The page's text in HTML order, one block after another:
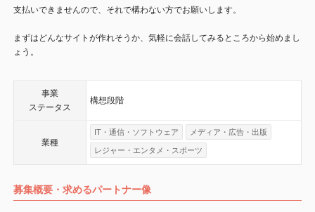
支払いできませんので、それで構わない方でお願いします。
まずはどんなサイトが作れそうか、気軽に会話してみるところから始めまし
ょう。
事業
ステータス
構想段階
業種
IT・通信・ソフトウェア メディア・広告・出版
レジャー・エンタメ・スポーツ
募集概要・求めるパートナー像